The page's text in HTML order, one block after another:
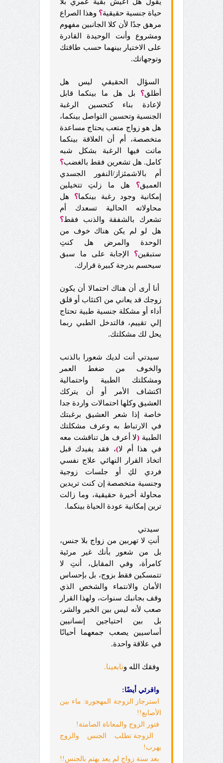
حياة جنسية حقيقية؟ وهذا الصراع
مرهق جدًا لأن كلا الجانبين مفهوم
ومشروع وأنت الوحيدة القادرة
على الاختيار بينهما حسب طاقتك
وتوجهاتك.
السؤال الحقيقي ليس هل
أطلق؟ بل هل ما بينكما قابل
لإعادة بناء كتحسين الرغبة
الجنسية وتحسين التواصل بينكما،
هل هو زواج متعب يحتاج مساعدة
متخصصة، أم أن العلاقة بينكما
ماتت فيها الرغبة بشكل شبه
كامل. هل تشعرين فقط بالغضب؟
أم بالاشمئزاز/النفور الجسدي
العميق؟ هل ما زلتِ تتخيلين
إمكانية وجود رغبة بينكما؟ هل
محاولاته الحالية تسعدك أم
تشعرك بالشفقة والذنب فقط؟
هل لو لم يكن هناك خوف من
الوحدة والمرض هل كنتِ
ستبقين؟ الإجابة على ما سبق
سيحسم بدرجة كبيرة قرارك.
أنا أرى أن هناك احتمالا أن يكون
زوجك قد يعاني من اكتئاب أو قلق
أداء أو مشكلة جنسية طبية تحتاج
إلي تقييم، فالتدخل الطبي ربما
يحل لك مشكلتك.
سيدتي أنت لديك شعورا بالذنب
والخوف من ضغط العمر
ومشكلتك الطبية واحتمالية
اكتشاف الأمر أو أن يتركك
العشيق وكلها احتمالات واردة جدا
خاصة إذا شعر العشيق برغبتك
في الارتباط به وعرف مشكلتك
الطبية (لا أعرف هل تناقشت معه
في هذا أم لا)، فقد يفيدك قبل
اتخاذ القرار النهائي علاج نفسي
فردي لكِ أو جلسات زوجية
وجنسية متخصصة إن كنت تريدين
محاولة أخيرة حقيقية، وما زالت
ترين إمكانية عودة الحياة بينكما.
سيدتي
أنتِ لا تهربين من زواج بلا جنس،
بل من شعور بأنك غير مرئية
كامرأة، وفي المقابل، أنتِ لا
تتمسكين فقط بزوج، بل بإحساس
الأمان والانتماء والشخص الذي
وقف بجانبك سنوات، ولهذا القرار
صعب لأنه ليس بين الخير والشر،
بل بين احتياجين إنسانيين
أساسيين يصعب جمعهما أحيانًا
في علاقة واحدة.
وفقك الله وتابعينا.
واقرئي أيضًا:
استرجاز الزوجة المهجورة: ماء بين
الأصابع!!
فتور الزوج والمعاناة الصامتة!
الزوجة تطلب الجنس والزوج
يهرب!
بعد سنة زواج لم يعد يهتم بالجنس!!